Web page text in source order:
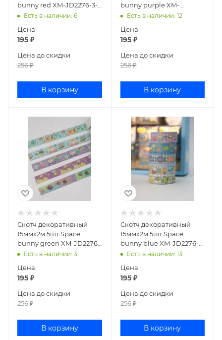
bunny red XM-JD2276-3-
03Есть в наличии: 6
Цена
195 ₽
Цена до скидки
256₽
В корзину
bunny purple XM-
JD2276-3-02
Есть в наличии: 12
Цена
195₽
Цена до скидки
256₽
В корзину
Скотч декоративный
15ммх2м 5шт Space
bunny green XM-JD2276-
3-01Есть в наличии: 3
Цена
195 ₽
Цена до скидки
256₽
В корзину
Скотч декоративный
15ммх2м 5шт Space
bunny blue XM-JD2276-3-
04Есть в наличии: 13
Цена
195₽
Цена до скидки
256₽
В корзину